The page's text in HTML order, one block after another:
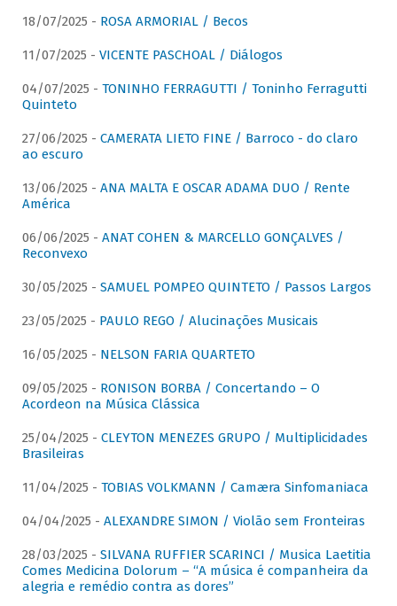
18/07/2025 - ROSA ARMORIAL / Becos
11/07/2025 - VICENTE PASCHOAL / Diálogos
04/07/2025 - TONINHO FERRAGUTTI / Toninho Ferragutti
Quinteto
27/06/2025 - CAMERATA LIETO FINE / Barroco - do claro
ao escuro
13/06/2025 - ANA MALTA E OSCAR ADAMA DUO / Rente
América
06/06/2025 - ANAT COHEN & MARCELLO GONÇALVES /
Reconvexo
30/05/2025 - SAMUEL POMPEO QUINTETO / Passos Largos
23/05/2025 - PAULO REGO / Alucinações Musicais
16/05/2025 - NELSON FARIA QUARTETO
09/05/2025 - RONISON BORBA / Concertando – O
Acordeon na Música Clássica
25/04/2025 - CLEYTON MENEZES GRUPO / Multiplicidades
Brasileiras
11/04/2025 - TOBIAS VOLKMANN / Camæra Sinfomaniaca
04/04/2025 - ALEXANDRE SIMON / Violão sem Fronteiras
28/03/2025 - SILVANA RUFFIER SCARINCI / Musica Laetitia
Comes Medicina Dolorum – “A música é companheira da
alegria e remédio contra as dores”